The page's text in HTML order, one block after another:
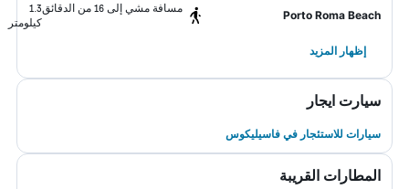
Porto Roma Beach
مسافة مشي إلى 16 من الدقائق
1.3
كيلومتر
إظهار المزيد
سيارت ايجار
سيارات للاستئجار في فاسيليكوس
المطارات القريبة